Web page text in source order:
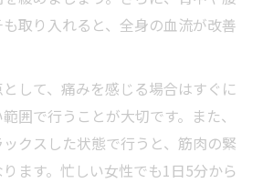
取り入れると、全身の血流が改善
して、痛みを感じる場合はすぐに
囲で行うことが大切です。また、
クスした状態で行うと、筋肉の緊
ます。忙しい女性でも1日5分から